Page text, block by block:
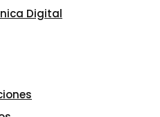
Digital